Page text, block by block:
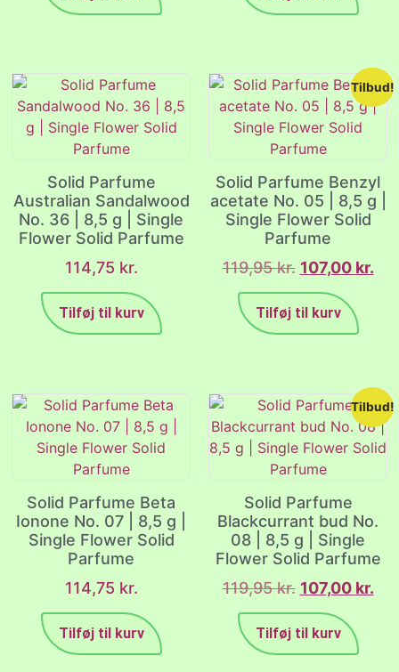
Solid Parfume
Australian Sandalwood
No. 36 | 8,5 g | Single
Flower Solid Parfume
114,75 kr.
Tilføj til kurv
Tilbud!
Solid Parfume Benzyl
acetate No. 05 | 8,5 g |
Single Flower Solid
Parfume
119,95kr. 107,00 kr.
Tilføj til kurv
Solid Parfume Beta
Ionone No. 07 | 8,5 g |
Single Flower Solid
Parfume
114,75 kr.
Tilføj til kurv
Tilbud!
Solid Parfume
Blackcurrant bud No.
08 | 8,5 g | Single
Flower Solid Parfume
119,95kr. 107,00 kr.
Tilføj til kurv